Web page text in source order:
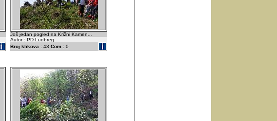
Još jedan pogled na Križni Kamen...
Autor : PD Ludbreg
Broj klikova : 43 Com : 0